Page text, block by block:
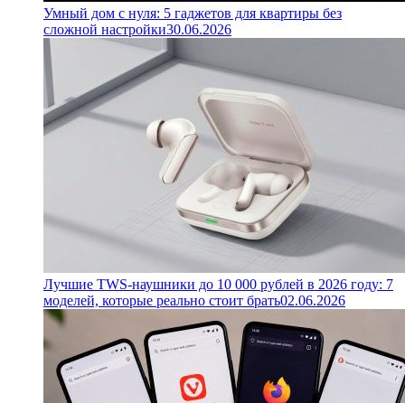
Умный дом с нуля: 5 гаджетов для квартиры без
сложной настройки30.06.2026
Лучшие TWS-наушники до 10 000 рублей в 2026 году: 7
моделей, которые реально стоит брать02.06.2026